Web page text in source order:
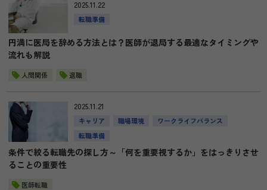
2025.11.22
転職準備
円満に医局を辞める方法とは？医師が退局する最適なタイミングや
流れも解説
人間関係 退職
2025.11.21
キャリア 職場環境
ワークライフバランス
転職準備
条件で絞る転職先の探し方～「何を重要視するか」をはっきりさせ
ることの重要性
医師転職